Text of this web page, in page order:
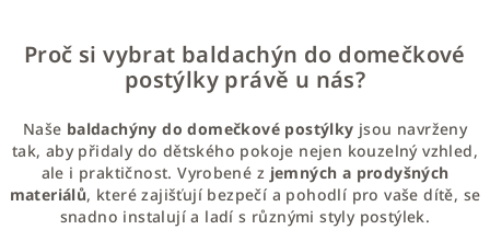
l
á
d
a
c
í
p
r
Proč si vybrat baldachýn do domečkové
postýlky právě u nás?
Naše baldachýny do domečkové postýlky jsou navrženy
tak, aby přidaly do dětského pokoje nejen kouzelný vzhled,
ale i praktičnost. Vyrobené z jemných a prodyšných
materiálů, které zajišťují bezpečí a pohodlí pro vaše dítě, se
snadno instalují a ladí s různými styly postýlek.